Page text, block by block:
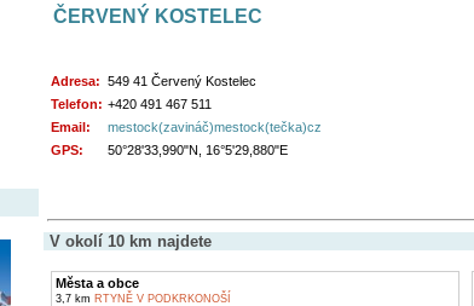
ČERVENÝ KOSTELEC
Adresa: 549 41 Červený Kostelec
Telefon: +420 491 467 511
Email:
mestock(zavináč)mestock(tečka)cz
GPS:
50°28'33,990"N, 16°5'29,880"E
V okolí 10 km najdete
Města a obce
3,7 km RTYNĚ V PODKRKONOŠÍ